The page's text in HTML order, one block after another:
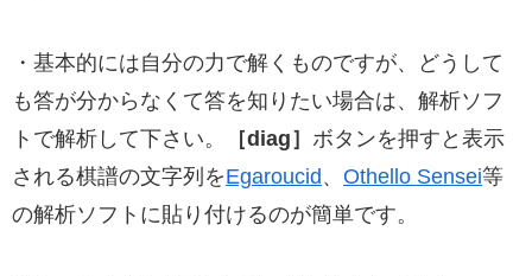
・基本的には自分の力で解くものですが、どうして
も答が分からなくて答を知りたい場合は、解析ソフ
トで解析して下さい。
［diag］ ボタンを押すと表示
される棋譜の文字列をEgaroucid、 Othello Sensei等
の解析ソフトに貼り付けるのが簡単です。